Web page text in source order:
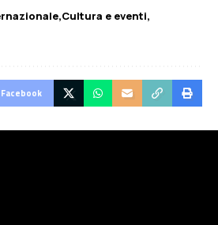
Cultura e eventi
Facebook